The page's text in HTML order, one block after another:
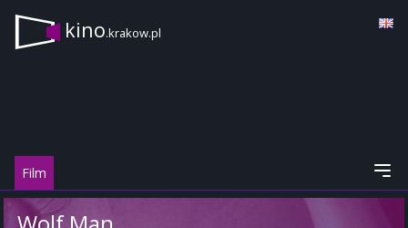
kino.krakow.pl
Film